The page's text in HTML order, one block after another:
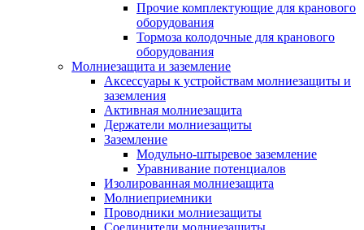
Прочие комплектующие для кранового
оборудования
Тормоза колодочные для кранового
оборудования
Молниезащита и заземление
Аксессуары к устройствам молниезащиты и
заземления
Активная молниезащита
Держатели молниезащиты
Заземление
Модульно-штыревое заземление
Уравнивание потенциалов
Изолированная молниезащита
Молниеприемники
Проводники молниезащиты
Соединители молниезащиты